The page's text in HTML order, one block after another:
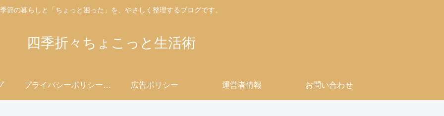
季節の暮らしと「ちょっと困った」を、やさしく整理するブログです。
四季折々ちょこっと生活術
プライバシーポリシー・免責事項 広告ポリシー 運営者情報 お問い合わせ